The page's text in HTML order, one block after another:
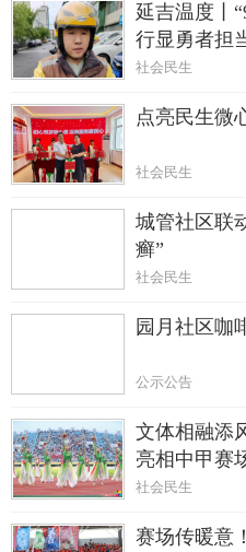
延吉温度丨
行显勇者担
社会民生
点亮民生微
社会民生
城管社区联
癣”
社会民生
园月社区咖
公示公告
文体相融添
亮相中甲赛
社会民生
赛场传暖意